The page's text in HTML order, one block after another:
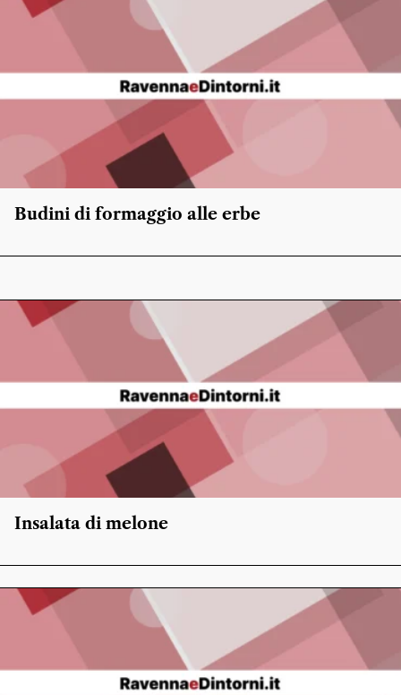
Budini di formaggio alle erbe
Insalata di melone